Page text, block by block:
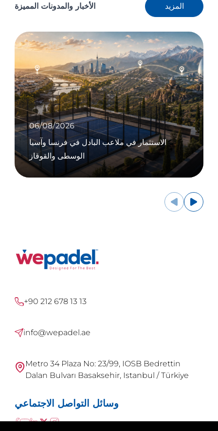
الأخبار والمدونات المميزة المزيد
06/08/2026
الاستثمار في ملاعب البادل في فرنسا وآسيا
الوسطى والقوقاز
+90 212 678 13 13
info@wepadel.ae
Metro 34 Plaza No: 23/99, IOSB Bedrettin
Dalan Bulvarı Basaksehir, Istanbul / Türkiye
وسائل التواصل الاجتماعي